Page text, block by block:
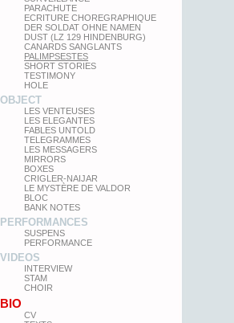
PARACHUTE
ECRITURE CHOREGRAPHIQUE
DER SOLDAT OHNE NAMEN
DUST (LZ 129 HINDENBURG)
CANARDS SANGLANTS
PALIMPSESTES
SHORT STORIES
TESTIMONY
HOLE
OBJECT
LES VENTEUSES
LES ELEGANTES
FABLES UNTOLD
TELEGRAMMES
LES MESSAGERS
MIRRORS
BOXES
CRIGLER-NAIJAR
LE MYSTÈRE DE VALDOR
BLOC
BANK NOTES
PERFORMANCES
SUSPENS
PERFORMANCE
VIDEOS
INTERVIEW
STAM
CHOIR
BIO
CV